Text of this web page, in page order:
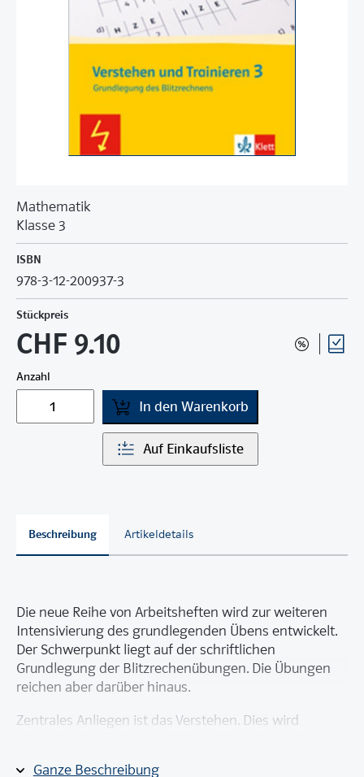
Mathematik
Klasse 3
ISBN
978-3-12-200937-3
Stückpreis
CHF 9.10
Anzahl
In den Warenkorb
Auf Einkaufsliste
Beschreibung Artikeldetails
Ganze Beschreibung
Die neue Reihe von Arbeitsheften wird zur weiteren
Intensivierung des grundlegenden Übens entwickelt.
Der Schwerpunkt liegt auf der schriftlichen
Grundlegung der Blitzrechenübungen. Die Übungen
reichen aber darüber hinaus.
Zentrales Anliegen ist das Verstehen. Dies wird